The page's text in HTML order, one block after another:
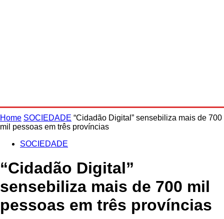
Home SOCIEDADE “Cidadão Digital” sensebiliza mais de 700
mil pessoas em três províncias
SOCIEDADE
“Cidadão Digital”
sensebiliza mais de 700 mil
pessoas em três províncias